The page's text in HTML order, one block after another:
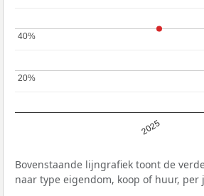
2025
20%
20%
40%
40%
Bovenstaande lijngrafiek toont de
naar type eigendom, koop of huur, per